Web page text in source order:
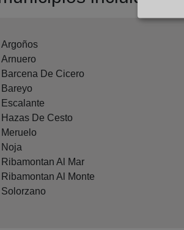
Argoños
Arnuero
Barcena De Cicero
Bareyo
Escalante
Hazas De Cesto
Meruelo
Noja
Ribamontan Al Mar
Ribamontan Al Monte
Solorzano